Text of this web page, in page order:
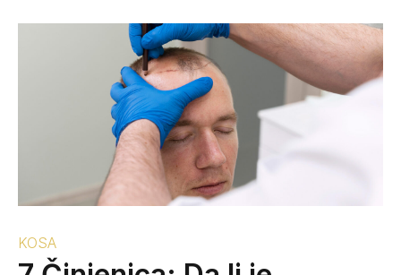
KOSA